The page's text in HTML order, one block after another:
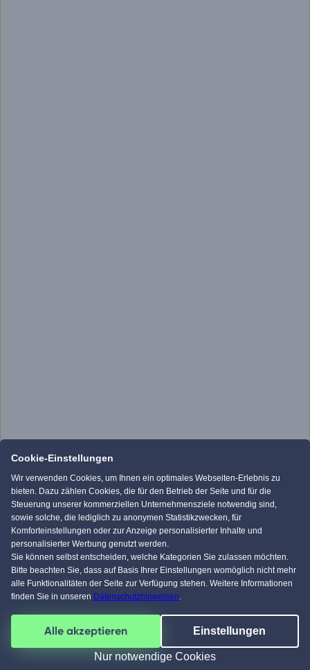
Cookie-Einstellungen
Wir verwenden Cookies, um Ihnen ein optimales Webseiten-Erlebnis zu
bieten. Dazu zählen Cookies, die für den Betrieb der Seite und für die
Steuerung unserer kommerziellen Unternehmensziele notwendig sind,
sowie solche, die lediglich zu anonymen Statistikzwecken, für
Komforteinstellungen oder zur Anzeige personalisierter Inhalte und
personalisierter Werbung genutzt werden.
Sie können selbst entscheiden, welche Kategorien Sie zulassen möchten.
Bitte beachten Sie, dass auf Basis Ihrer Einstellungen womöglich nicht mehr
alle Funktionalitäten der Seite zur Verfügung stehen. Weitere Informationen
finden Sie in unseren Datenschutzhinweisen.
Alle akzeptieren Einstellungen
Nur notwendige Cookies